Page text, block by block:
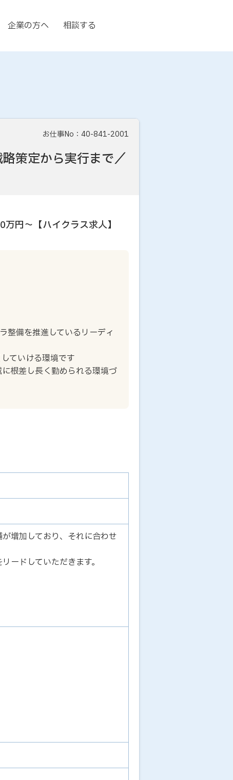
企業の方へ 相談する
お仕事No：40-841-2001
策定から実行まで／
円～【ハイクラス求人】
整備を推進しているリーディ
ていける環境です
根差し長く勤められる環境づ
増加しており、それに合わせ
ードしていただきます。